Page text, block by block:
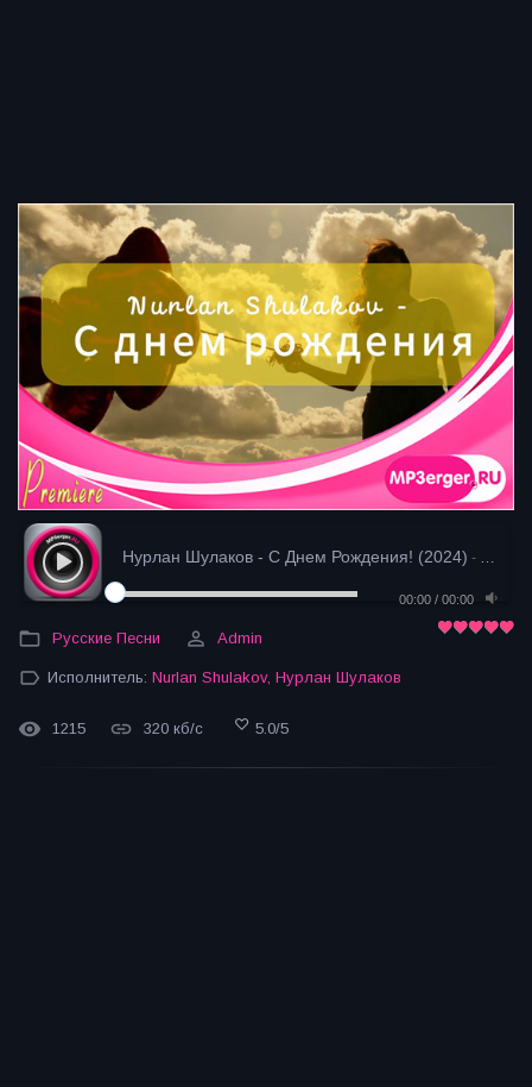
Нурлан Шулаков - С Днем Рождения! (2024) - загрузка
00:00 / 00:00
Русские Песни Admin
Исполнитель: Nurlan Shulakov, Нурлан Шулаков
1215 320 кб/с 5.0/5